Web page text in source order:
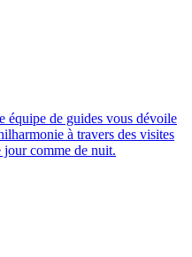
équipe de guides vous dévoile
à travers des visites
comme de nuit.